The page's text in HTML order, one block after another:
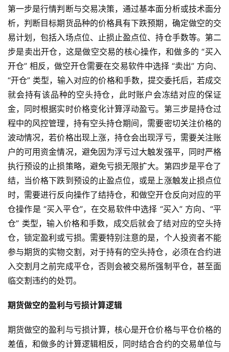
第一步是行情判断与交易决策，通过基本面分析或技术面分
析，判断目标期货品种的价格具有下跌预期，确定做空的交
易计划，包括入场点位、止损止盈点位、持仓手数等。第二
步是卖出开仓，这是做空交易的核心操作，和做多的 “买入
开仓” 相反，做空开仓需要在交易软件中选择 “卖出” 方向、
“开仓” 类型，输入对应的价格和手数，提交委托后，若成交
就会持有该品种的空头持仓，此时账户会冻结对应的保证
金，同时根据实时价格变化计算浮动盈亏。第三步是持仓过
程中的风控管理，持有空头持仓期间，需要密切关注价格的
波动情况，若价格出现上涨，持仓会出现浮亏，需要关注账
户的可用资金情况，避免因为浮亏过大触发强平，同时严格
执行预设的止损策略，避免亏损无限扩大。第四步是平仓了
结，当价格下跌到预设的止盈点位，或是上涨触发止损点位
时，需要进行反向操作了结持仓，和做空开仓反向对应的平
仓操作是 “买入平仓”，在交易软件中选择 “买入” 方向、“平
仓” 类型，输入价格和手数，成交后就会了结对应的空头持
仓，锁定盈利或亏损。需要特别注意的是，个人投资者不能
参与期货的实物交割，对于持有的空头持仓，必须在合约进
入交割月之前完成平仓，否则会被交易所强制平仓，甚至面
临交割违约的处罚。
期货做空的盈利与亏损计算逻辑
期货做空的盈利与亏损计算，核心是开仓价格与平仓价格的
差值，和做多的计算逻辑相反，同时结合合约的交易单位与